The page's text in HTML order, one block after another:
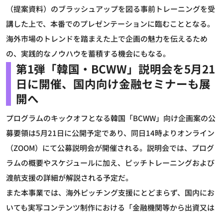
（提案資料）のブラッシュアップを図る事前トレーニングを受
講した上で、本番でのプレゼンテーションに臨むこととなる。
海外市場のトレンドを踏まえた上で企画の魅力を伝えるため
の、実践的なノウハウを蓄積する機会にもなる。
第1弾「韓国・BCWW」説明会を5月21
日に開催、国内向け金融セミナーも展
開へ
プログラムのキックオフとなる韓国「BCWW」向け企画案の公
募要領は5月21日に公開予定であり、同日14時よりオンライン
（ZOOM）にて公募説明会が開催される。説明会では、プログ
ラムの概要やスケジュールに加え、ピッチトレーニングおよび
渡航支援の詳細が解説される予定だ。
また本事業では、海外ピッチング支援にとどまらず、国内にお
いても実写コンテンツ制作における「金融機関等から出資又は